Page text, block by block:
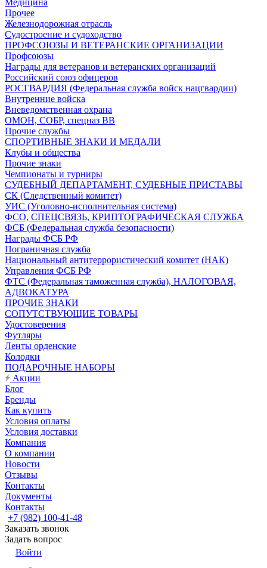
Медицина
Прочее
Железнодорожная отрасль
Судостроение и судоходство
ПРОФСОЮЗЫ И ВЕТЕРАНСКИЕ ОРГАНИЗАЦИИ
Профсоюзы
Награды для ветеранов и ветеранских организаций
Российский союз офицеров
РОСГВАРДИЯ (Федеральная служба войск нацгвардии)
Внутренние войска
Вневедомственная охрана
ОМОН, СОБР, спецназ ВВ
Прочие службы
СПОРТИВНЫЕ ЗНАКИ И МЕДАЛИ
Клубы и общества
Прочие знаки
Чемпионаты и турниры
СУДЕБНЫЙ ДЕПАРТАМЕНТ, СУДЕБНЫЕ ПРИСТАВЫ
СК (Следственный комитет)
УИС (Уголовно-исполнительная система)
ФСО, СПЕЦСВЯЗЬ, КРИПТОГРАФИЧЕСКАЯ СЛУЖБА
ФСБ (Федеральная служба безопасности)
Награды ФСБ РФ
Пограничная служба
Национальный антитеррористический комитет (НАК)
Управления ФСБ РФ
ФТС (Федеральная таможенная служба), НАЛОГОВАЯ,
АДВОКАТУРА
ПРОЧИЕ ЗНАКИ
СОПУТСТВУЮЩИЕ ТОВАРЫ
Удостоверения
Футляры
Ленты орденские
Колодки
ПОДАРОЧНЫЕ НАБОРЫ
Акции
Блог
Бренды
Как купить
Условия оплаты
Условия доставки
Компания
О компании
Новости
Отзывы
Контакты
Документы
Контакты
+7 (982) 100-41-48
Заказать звонок
Задать вопрос
Войти